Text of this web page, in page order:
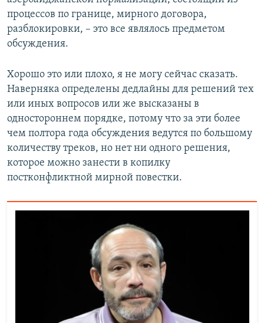
процессов по границе, мирного договора,
разблокировки, – это все являлось предметом
обсуждения.
Хорошо это или плохо, я не могу сейчас сказать.
Наверняка определены дедлайны для решений тех
или иных вопросов или же высказаны в
одностороннем порядке, потому что за эти более
чем полтора года обсуждения ведутся по большому
количеству треков, но нет ни одного решения,
которое можно занести в копилку
постконфликтной мирной повестки.